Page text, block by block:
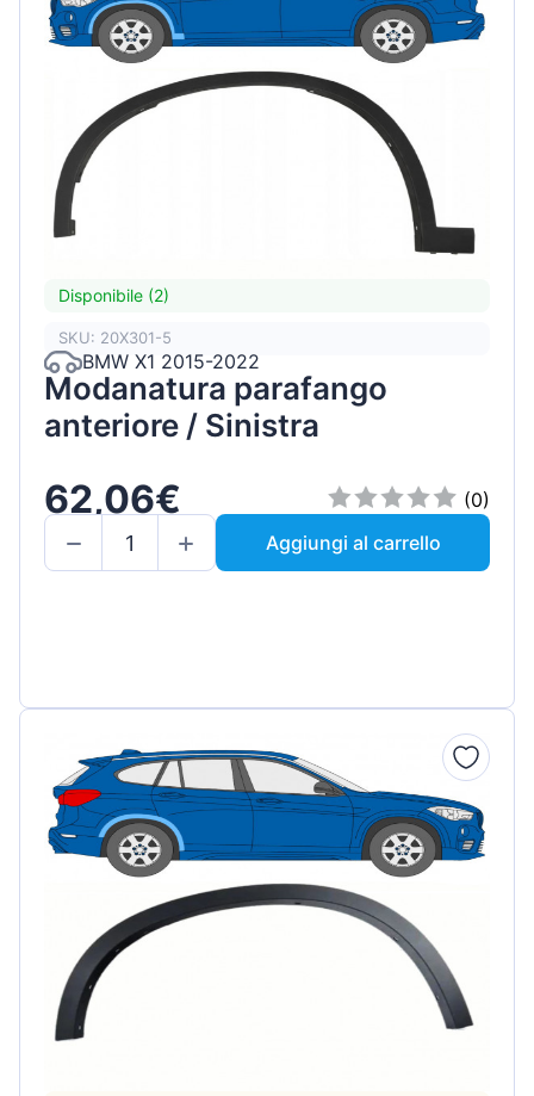
Disponibile (2)
SKU: 20X301-5
BMW X1 2015-2022
Modanatura parafango
anteriore / Sinistra
62,06€
(0)
Aggiungi al carrello